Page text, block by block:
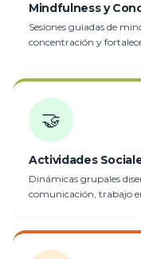
Mindfulness y
Sesiones guiadas de
concentración y
🤝
Actividades
Dinámicas grupales
comunicación, trabajo